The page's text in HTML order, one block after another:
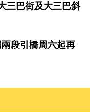
三巴街及大三巴斜
段引橋周六起再